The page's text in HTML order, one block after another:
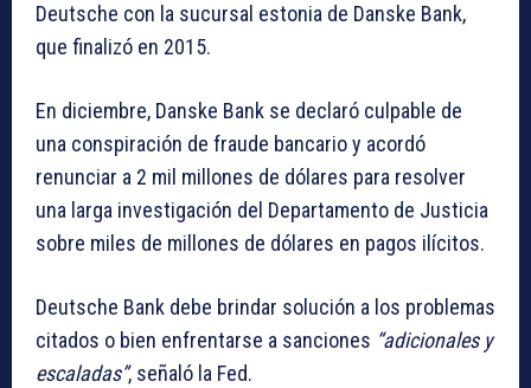
Deutsche con la sucursal estonia de Danske Bank,
que finalizó en 2015.
En diciembre, Danske Bank se declaró culpable de
una conspiración de fraude bancario y acordó
renunciar a 2 mil millones de dólares para resolver
una larga investigación del Departamento de Justicia
sobre miles de millones de dólares en pagos ilícitos.
Deutsche Bank debe brindar solución a los problemas
citados o bien enfrentarse a sanciones adicionales y
escaladas , señaló la Fed.